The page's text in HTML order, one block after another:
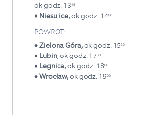
ok godz. 13 15
♦ Niesulice,ok godz. 1400
POWRÓT:
♦Zielona Góra,ok godz. 1530
♦ Lubin,ok godz. 1730
♦ Legnica,ok godz. 1800
♦Wrocław,ok godz. 1900